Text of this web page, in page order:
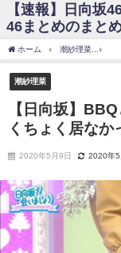
日向坂46まとめのま
そう！？
日向坂46まとめのま
そう！？
ハ！』ミーグリ日程がこち
乃木坂あんてな ～乃
をピックアップ / 日向坂
林さんと再会した結果･･
欅坂46/日向坂46ま
の時代だと話題に
日向坂46まとめのま
wwwwwwwwwwww
日向坂46まとめのま
が官能的だよな？
日向坂46まとめのま
【速報】日向坂
46まとめのまと
ホーム 潮紗理菜
潮紗理菜
【日向坂】
くちょく居なか
2020年5月9日 2020年5